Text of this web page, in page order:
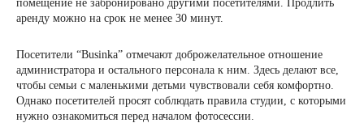
помещение не забронировано другими посетителями. Продлить
аренду можно на срок не менее 30 минут.
Посетители “Businka” отмечают доброжелательное отношение
администратора и остального персонала к ним. Здесь делают все,
чтобы семьи с маленькими детьми чувствовали себя комфортно.
Однако посетителей просят соблюдать правила студии, с которыми
нужно ознакомиться перед началом фотосессии.